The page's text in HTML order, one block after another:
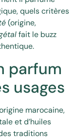
quels critères
(origine,
fait le buzz
parfum
usages
marocaine,
et d’huiles
traditions